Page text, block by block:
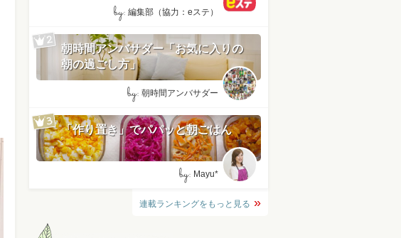
by: 編集部（協力：eステ）
朝時間アンバサダー「お気に入りの
朝の過ごし方」
by: 朝時間アンバサダー
「作り置き」でパパッと朝ごはん
by: Mayu*
連載ランキングをもっと見る